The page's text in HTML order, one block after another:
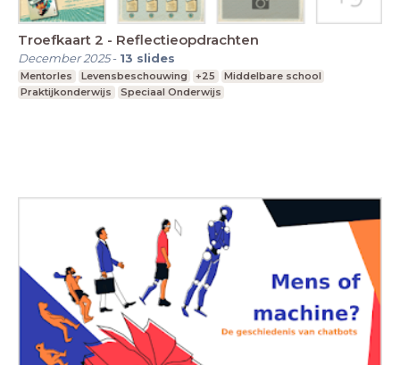
Troefkaart 2 - Reflectieopdrachten
December 2025- 13 slides
Mentorles Levensbeschouwing +25
Middelbare school
Praktijkonderwijs
Speciaal Onderwijs